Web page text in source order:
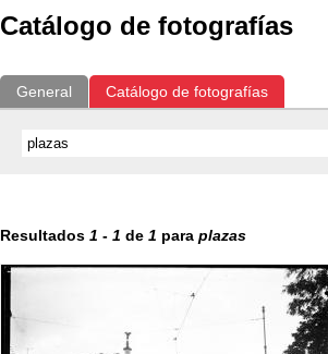
Catálogo de fotografías
General Catálogo de fotografías
Resultados 1 - 1 de 1 para plazas